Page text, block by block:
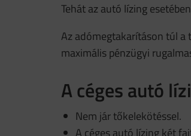
Tehát az autó lízing
Az adómegtakarításon túl a
maximális pénzügyi
A céges autó
Nem jár tőkelekötéssel.
A céges autó lízing két